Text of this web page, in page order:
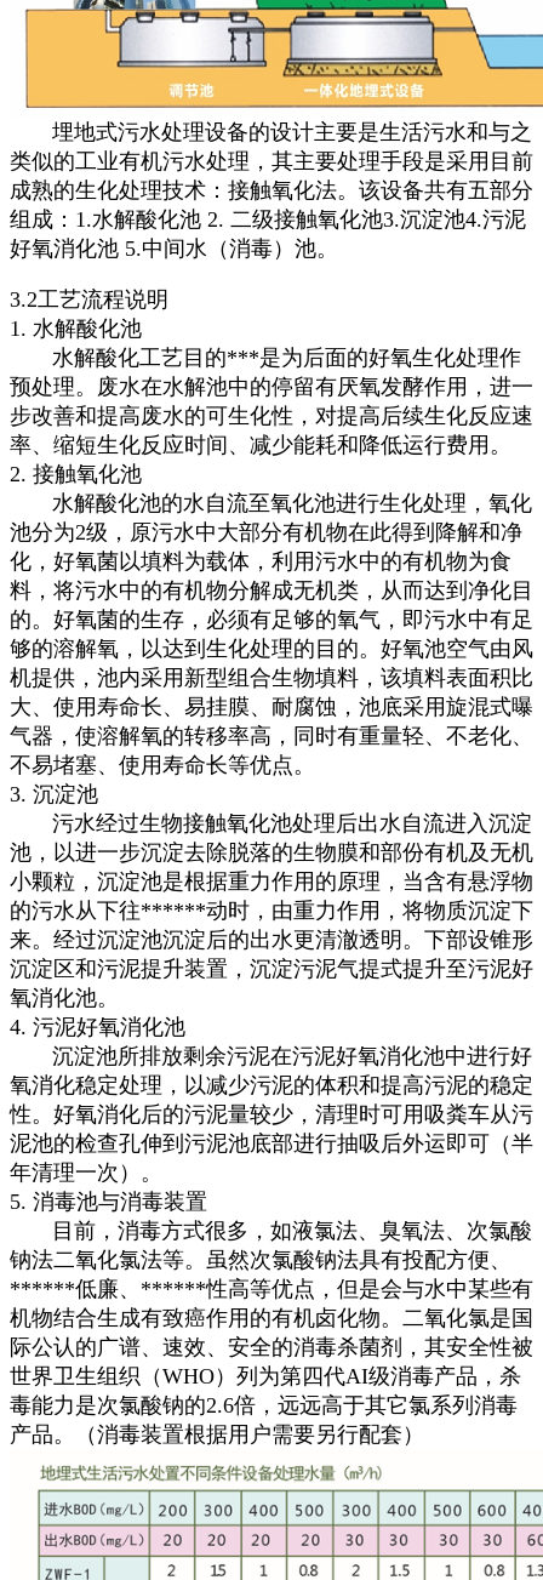
埋地式污水处理设备的设计主要是生活污水和与之
类似的工业有机污水处理，其主要处理手段是采用目前
成熟的生化处理技术：接触氧化法。该设备共有五部分
组成：1.水解酸化池 2. 二级接触氧化池3.沉淀池4.污泥
好氧消化池 5.中间水（消毒）池。
3.2工艺流程说明
1. 水解酸化池
水解酸化工艺目的***是为后面的好氧生化处理作
预处理。废水在水解池中的停留有厌氧发酵作用，进一
步改善和提高废水的可生化性，对提高后续生化反应速
率、缩短生化反应时间、减少能耗和降低运行费用。
2. 接触氧化池
水解酸化池的水自流至氧化池进行生化处理，氧化
池分为2级，原污水中大部分有机物在此得到降解和净
化，好氧菌以填料为载体，利用污水中的有机物为食
料，将污水中的有机物分解成无机类，从而达到净化目
的。好氧菌的生存，必须有足够的氧气，即污水中有足
够的溶解氧，以达到生化处理的目的。好氧池空气由风
机提供，池内采用新型组合生物填料，该填料表面积比
大、使用寿命长、易挂膜、耐腐蚀，池底采用旋混式曝
气器，使溶解氧的转移率高，同时有重量轻、不老化、
不易堵塞、使用寿命长等优点。
3. 沉淀池
污水经过生物接触氧化池处理后出水自流进入沉淀
池，以进一步沉淀去除脱落的生物膜和部份有机及无机
小颗粒，沉淀池是根据重力作用的原理，当含有悬浮物
的污水从下往******动时，由重力作用，将物质沉淀下
来。经过沉淀池沉淀后的出水更清澈透明。下部设锥形
沉淀区和污泥提升装置，沉淀污泥气提式提升至污泥好
氧消化池。
4. 污泥好氧消化池
沉淀池所排放剩余污泥在污泥好氧消化池中进行好
氧消化稳定处理，以减少污泥的体积和提高污泥的稳定
性。好氧消化后的污泥量较少，清理时可用吸粪车从污
泥池的检查孔伸到污泥池底部进行抽吸后外运即可（半
年清理一次）。
5. 消毒池与消毒装置
目前，消毒方式很多，如液氯法、臭氧法、次氯酸
钠法二氧化氯法等。虽然次氯酸钠法具有投配方便、
******低廉、******性高等优点，但是会与水中某些有
机物结合生成有致癌作用的有机卤化物。二氧化氯是国
际公认的广谱、速效、安全的消毒杀菌剂，其安全性被
世界卫生组织（WHO）列为第四代AI级消毒产品，杀
毒能力是次氯酸钠的2.6倍，远远高于其它氯系列消毒
产品。（消毒装置根据用户需要另行配套）